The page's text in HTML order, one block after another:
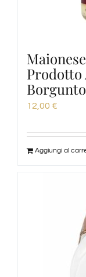
Prodotto
Borgunto
12,00 €
Aggiungi al